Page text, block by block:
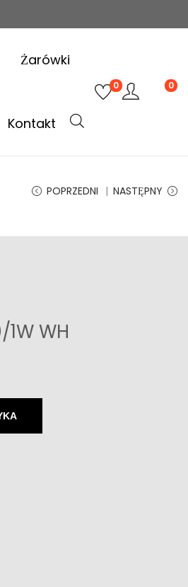
Żarówki
Kontakt
0 0
POPRZEDNI NASTĘPNY
WH